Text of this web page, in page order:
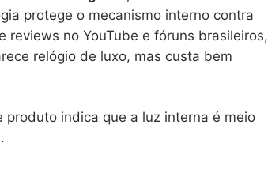
protege o mecanismo interno contra
no YouTube e fóruns brasileiros,
relógio de luxo, mas custa bem
produto indica que a luz interna é meio